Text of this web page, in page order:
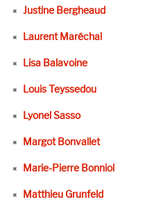
Justine Bergheaud
Laurent Maréchal
Lisa Balavoine
Louis Teyssedou
Lyonel Sasso
Margot Bonvallet
Marie-Pierre Bonniol
Matthieu Grunfeld